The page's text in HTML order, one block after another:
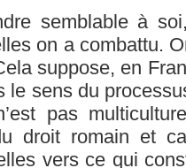
semblable à
on a combattu.
suppose, en
le sens du
pas
droit romain et
vers ce qui